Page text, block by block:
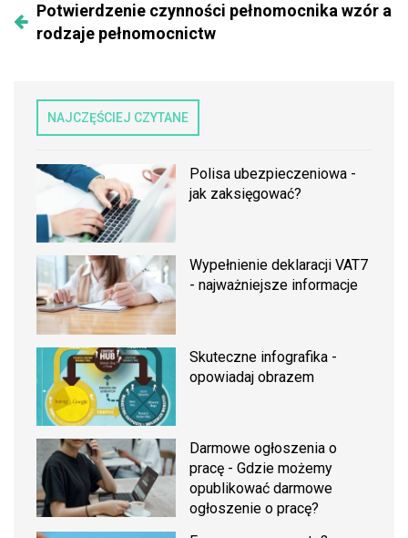
Potwierdzenie czynności pełnomocnika wzór a
rodzaje pełnomocnictw
NAJCZĘŚCIEJ CZYTANE
Polisa ubezpieczeniowa -
jak zaksięgować?
Wypełnienie deklaracji VAT7
- najważniejsze informacje
Skuteczne infografika -
opowiadaj obrazem
Darmowe ogłoszenia o
pracę - Gdzie możemy
opublikować darmowe
ogłoszenie o pracę?